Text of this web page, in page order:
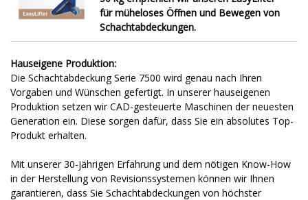
fürmüheloses Öffnen und Bewegen von
Schachtabdeckungen.
Hauseigene Produktion:
Die Schachtabdeckung Serie 7500 wird genau nach Ihren
Vorgaben und Wünschen gefertigt. In unserer hauseigenen
Produktion setzen wir CAD-gesteuerte Maschinen der neuesten
Generation ein. Diese sorgen dafür, dass Sie ein absolutes Top-
Produkt erhalten.
Mit unserer 30-jährigen Erfahrung und dem nötigen Know-How
in der Herstellung von Revisionssystemen können wir Ihnen
garantieren, dass Sie Schachtabdeckungen von höchster